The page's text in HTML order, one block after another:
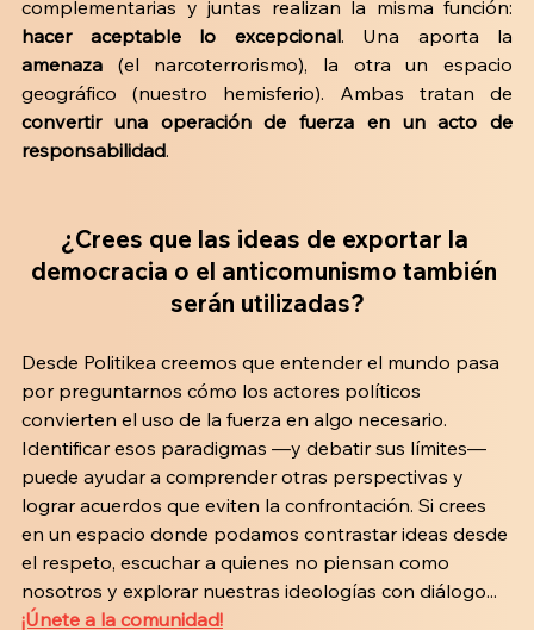
hacer aceptable lo excepcional
amenaza (el narcoterrorismo), la otra un espacio
convertir una operación de fuerza en un acto de
responsabilidad.
¿ Crees que las ideas de exportar la
democracia o el anticomunismo también
serán utilizadas?
Desde Politikea creemos que entender el mundo pasa
por preguntarnos cómo los actores políticos
convierten el uso de la fuerza en algo necesario.
Identificar esos paradigmas —y debatir sus límites—
puede ayudar a comprender otras perspectivas y
lograr acuerdos que eviten la confrontación. Si crees
en un espacio donde podamos contrastar ideas desde
el respeto, escuchar a quienes no piensan como
nosotros y explorar nuestras ideologías con diálogo...
¡Únete a la comunidad!